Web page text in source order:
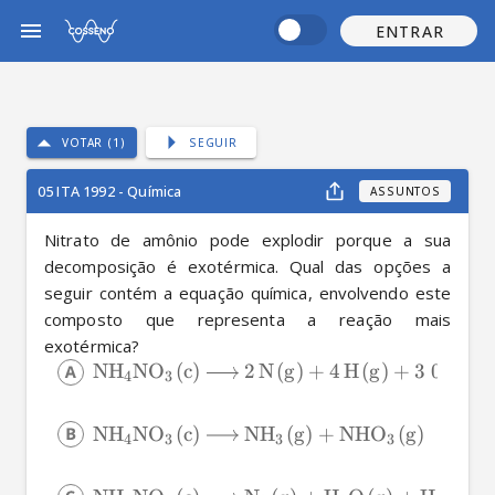
ENTRAR
VOTAR (1) SEGUIR
05 ITA 1992 - Química ASSUNTOS
Nitrato de amônio pode explodir porque a sua
decomposição é exotérmica. Qual das opções a
seguir contém a equação química, envolvendo este
composto que representa a reação mais
exotérmica?
NHX
4NOX
3 (c) 2N(g) + 4H(g) + 3 0
NHX
4NOX
3 (c) NHX
3 (g) + NHOX
3 (g)